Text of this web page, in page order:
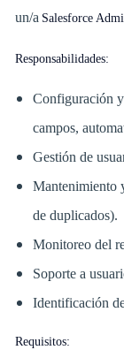
un/a Salesforce
Responsabilidades:
Configuración
campos,
Gestión de
Mantenimiento
de duplicados).
Monitoreo del
Soporte a
Identificación
Requisitos: